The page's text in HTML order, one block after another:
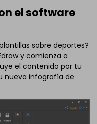
el software
sobre deportes?
y comienza a
el contenido por tu
nueva infografía de